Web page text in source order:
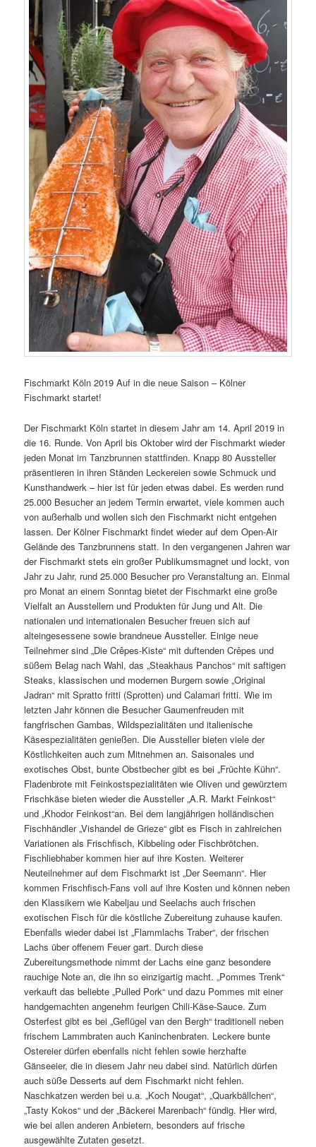
Fischmarkt Köln 2019 Auf in die neue Saison – Kölner
Fischmarkt startet!
Der Fischmarkt Köln startet in diesem Jahr am 14. April 2019 in
die 16. Runde. Von April bis Oktober wird der Fischmarkt wieder
jeden Monat im Tanzbrunnen stattfinden. Knapp 80 Aussteller
präsentieren in ihren Ständen Leckereien sowie Schmuck und
Kunsthandwerk – hier ist für jeden etwas dabei. Es werden rund
25.000 Besucher an jedem Termin erwartet, viele kommen auch
von außerhalb und wollen sich den Fischmarkt nicht entgehen
lassen. Der Kölner Fischmarkt findet wieder auf dem Open-Air
Gelände des Tanzbrunnens statt. In den vergangenen Jahren war
der Fischmarkt stets ein großer Publikumsmagnet und lockt, von
Jahr zu Jahr, rund 25.000 Besucher pro Veranstaltung an. Einmal
pro Monat an einem Sonntag bietet der Fischmarkt eine große
Vielfalt an Ausstellern und Produkten für Jung und Alt. Die
nationalen und internationalen Besucher freuen sich auf
alteingesessene sowie brandneue Aussteller. Einige neue
Teilnehmer sind „Die Crêpes-Kiste“ mit duftenden Crêpes und
süßem Belag nach Wahl, das „Steakhaus Panchos“ mit saftigen
Steaks, klassischen und modernen Burgern sowie „Original
Jadran“ mit Spratto fritti (Sprotten) und Calamari fritti. Wie im
letzten Jahr können die Besucher Gaumenfreuden mit
fangfrischen Gambas, Wildspezialitäten und italienische
Käsespezialitäten genießen. Die Aussteller bieten viele der
Köstlichkeiten auch zum Mitnehmen an. Saisonales und
exotisches Obst, bunte Obstbecher gibt es bei „Früchte Kühn“.
Fladenbrote mit Feinkostspezialitäten wie Oliven und gewürztem
Frischkäse bieten wieder die Aussteller „A.R. Markt Feinkost“
und „Khodor Feinkost“an. Bei dem langjährigen holländischen
Fischhändler „Vishandel de Grieze“ gibt es Fisch in zahlreichen
Variationen als Frischfisch, Kibbeling oder Fischbrötchen.
Fischliebhaber kommen hier auf ihre Kosten. Weiterer
Neuteilnehmer auf dem Fischmarkt ist „Der Seemann“. Hier
kommen Frischfisch-Fans voll auf ihre Kosten und können neben
den Klassikern wie Kabeljau und Seelachs auch frischen
exotischen Fisch für die köstliche Zubereitung zuhause kaufen.
Ebenfalls wieder dabei ist „Flammlachs Traber“, der frischen
Lachs über offenem Feuer gart. Durch diese
Zubereitungsmethode nimmt der Lachs eine ganz besondere
rauchige Note an, die ihn so einzigartig macht. „Pommes Trenk“
verkauft das beliebte „Pulled Pork“ und dazu Pommes mit einer
handgemachten angenehm feurigen Chili-Käse-Sauce. Zum
Osterfest gibt es bei „Geflügel van den Bergh“ traditionell neben
frischem Lammbraten auch Kaninchenbraten. Leckere bunte
Ostereier dürfen ebenfalls nicht fehlen sowie herzhafte
Gänseeier, die in diesem Jahr neu dabei sind. Natürlich dürfen
auch süße Desserts auf dem Fischmarkt nicht fehlen.
Naschkatzen werden bei u.a. „Koch Nougat“, „Quarkbällchen“,
„Tasty Kokos“ und der „Bäckerei Marenbach“ fündig. Hier wird,
wie bei allen anderen Anbietern, besonders auf frische
ausgewählte Zutaten gesetzt.